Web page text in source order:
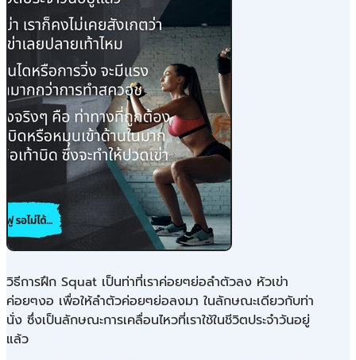
วิธีการฝึก Squat เป็นท่าที่เราค่อยๆย่อลำตัวลง หัวเข่า
ค่อยๆงอ เพื่อให้ลำตัวค่อยๆย่อลงมา ในลักษณะเดียวกับท่า
นั่ง ซึ่งเป็นลักษณะการเคลื่อนไหวที่เราใช้ในชีวิตประจำวันอยู่
แล้ว